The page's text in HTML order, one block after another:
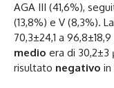
AGA III (41,6%),
(13,8%) e V (8,3%). La
70,3±24,1 a
medio era di
risultato negativo